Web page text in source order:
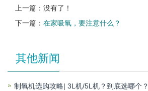
上一篇：没有了！
下一篇： 在家吸氧，要注意什么？
其他新闻
制氧机选购攻略| 3L机/5L机？到底选哪个？